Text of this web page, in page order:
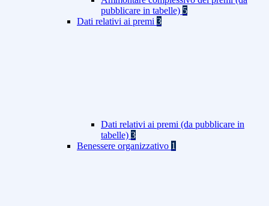
pubblicare in tabelle) 5
Dati relativi ai premi 3
Dati relativi ai premi (da pubblicare in
tabelle) 3
Benessere organizzativo 1